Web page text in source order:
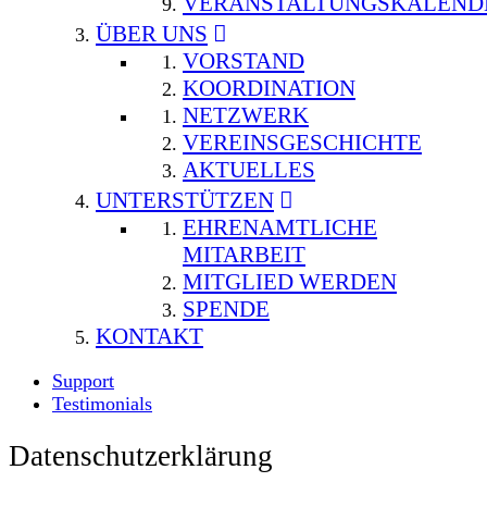
ÜBER UNS
VORSTAND
KOORDINATION
NETZWERK
VEREINSGESCHICHTE
AKTUELLES
UNTERSTÜTZEN
EHRENAMTLICHE
MITARBEIT
MITGLIED WERDEN
SPENDE
KONTAKT
Support
Testimonials
Datenschutzerklärung